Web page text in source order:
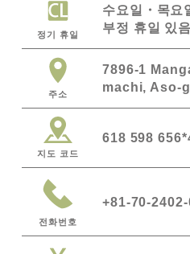
정기 휴일
수요일
목요
부정 휴일 있음
주소
7896-1
machi, Aso-
지도 코드
618 598
전화번호
+81-70-